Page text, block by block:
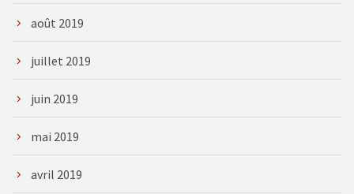
août 2019
juillet 2019
juin 2019
mai 2019
avril 2019